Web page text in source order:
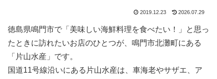
2019.12.23 2026.07.29
徳島県鳴門市で「美味しい海鮮料理を食べたい！」と思っ
たときに訪れたいお店のひとつが、鳴門市北灘町にある
「片山水産」です。
国道11号線沿いにある片山水産は、車海老やサザエ、ア